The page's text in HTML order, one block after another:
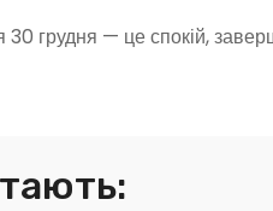
30 грудня — це спокій,